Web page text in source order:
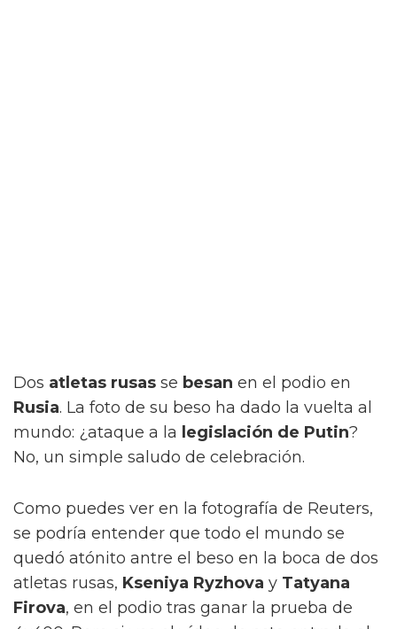
Dos atletas rusas se besan en el podio en
Rusia. La foto de su beso ha dado la vuelta al
mundo: ¿ataque a la legislación de Putin?
No, un simple saludo de celebración.
Como puedes ver en la fotografía de Reuters,
se podría entender que todo el mundo se
quedó atónito antre el beso en la boca de dos
atletas rusas, Kseniya Ryzhova y Tatyana
Firova, en el podio tras ganar la prueba de